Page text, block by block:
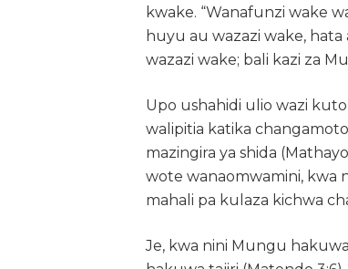
kwake. “Wanafunzi wake
huyu au wazazi wake,
wazazi wake; bali kazi za
Upo ushahidi ulio wazi
walipitia katika
mazingira ya shida
wote wanaomwamini, kwa
mahali pa kulaza kichwa
Je, kwa nini Mungu